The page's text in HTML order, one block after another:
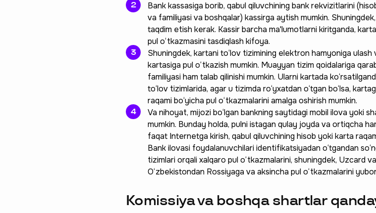
Bank kassasiga borib, qabul qiluvchining bank rekvizitlarini
va familiyasi va boshqalar) kassirga aytish mumkin.
taqdim etish kerak. Kassir barcha ma'lumotlarni kiritganda,
pul o‘tkazmasini tasdiqlash kifoya.
Shuningdek, kartani to‘lov tizimining elektron hamyoniga ulash
kartasiga pul o‘tkazish mumkin. Muayyan tizim qoidalariga
familiyasi ham talab qilinishi mumkin. Ularni kartada
to‘lov tizimlarida, agar u tizimda ro‘yxatdan o‘tgan bo‘lsa,
raqami bo‘yicha pul o‘tkazmalarini amalga oshirish mumkin.
Va nihoyat, mijozi bo‘lgan bankning saytidagi mobil ilova yoki
mumkin. Bunday holda, pulni istagan qulay joyda va ortiqcha
faqat Internetga kirish, qabul qiluvchining hisob yoki karta
Bank ilovasi foydalanuvchilari identifikatsiyadan o‘tgandan
tizimlari orqali xalqaro pul o‘tkazmalarini, shuningdek, Uzcard
O‘zbekistondan Rossiyaga va aksincha pul o‘tkazmalarini
Komissiya va boshqa shartlar